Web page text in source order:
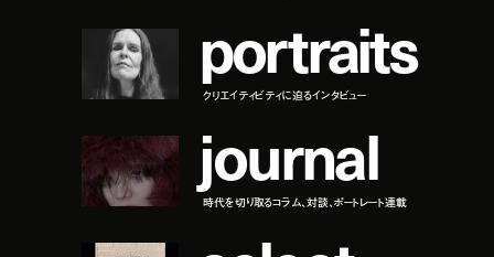
portraits
クリエイティビティに迫るインタビュー
journal
時代を切り取るコラム、対談、ポートレート連載